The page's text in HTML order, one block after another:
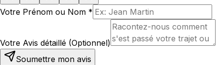
Votre Prénom ou Nom *
Votre Avis détaillé (Optionnel)
Soumettre mon avis